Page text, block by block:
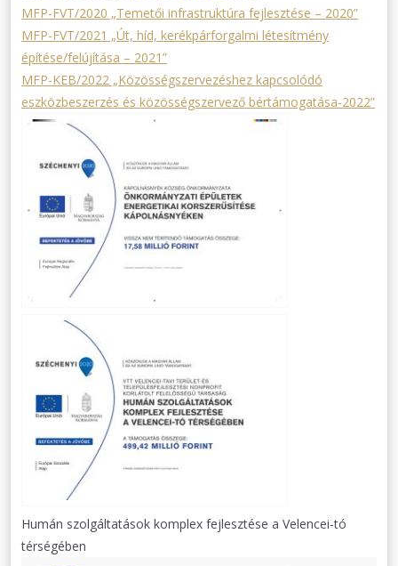
MFP-FVT/2020 „Temetői infrastruktúra fejlesztése – 2020”
MFP-FVT/2021 „Út, híd, kerékpárforgalmi létesítmény
építése/felújítása – 2021”
MFP-KEB/2022 „Közösségszervezéshez kapcsolódó
eszközbeszerzés és közösségszervező bértámogatása-2022”
Humán szolgáltatások komplex fejlesztése a Velencei-tó
térségében